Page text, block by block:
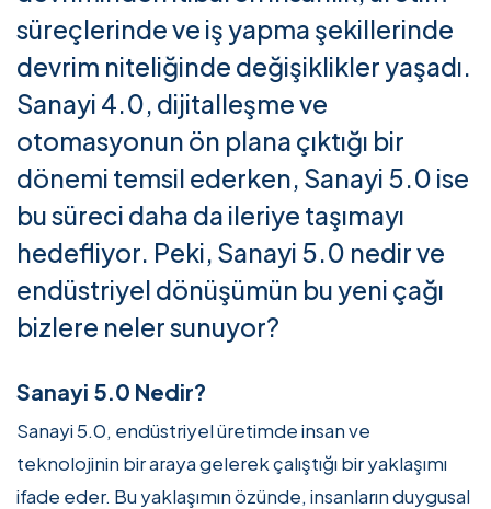
süreçlerinde ve iş yapma şekillerinde
devrim niteliğinde değişiklikler yaşadı.
Sanayi 4.0, dijitalleşme ve
otomasyonun ön plana çıktığı bir
dönemi temsil ederken, Sanayi 5.0 ise
bu süreci daha da ileriye taşımayı
hedefliyor. Peki, Sanayi 5.0 nedir ve
endüstriyel dönüşümün bu yeni çağı
bizlere neler sunuyor?
Sanayi 5.0 Nedir?
Sanayi 5.0, endüstriyel üretimde insan ve
teknolojinin bir araya gelerek çalıştığı bir yaklaşımı
ifade eder. Bu yaklaşımın özünde, insanların duygusal